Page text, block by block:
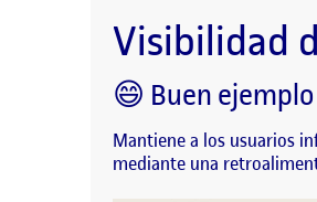
Visibilidad
😄 Buen ejemplo
Mantiene a los usuarios
mediante una